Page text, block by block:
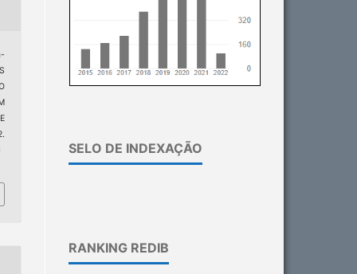
SELO DE INDEXAÇÃO
RANKING REDIB